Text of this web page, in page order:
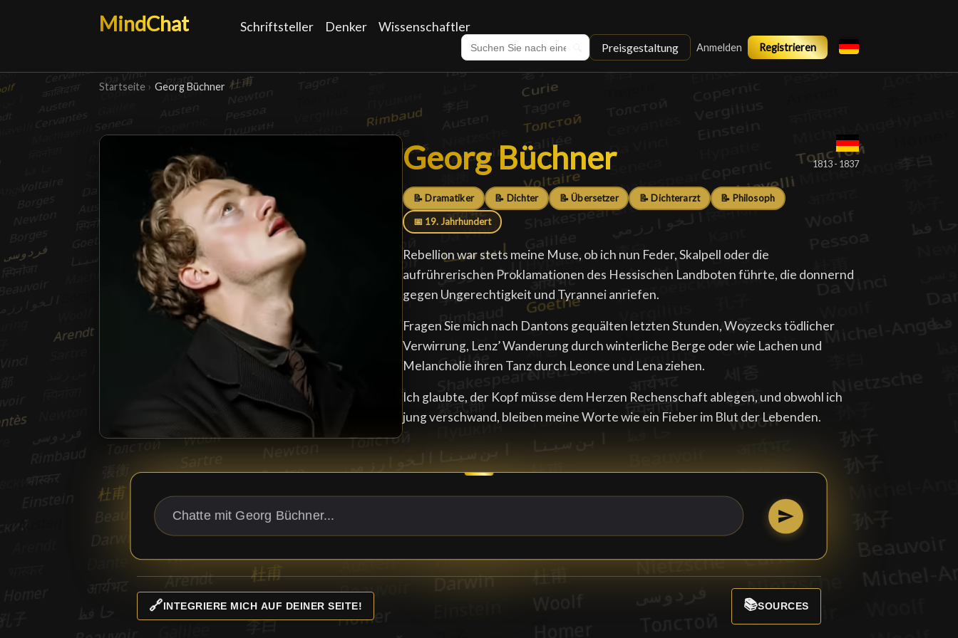
MindChat Schriftsteller Denker Wissenschaftler
Preisgestaltung Anmelden Registrieren
Startseite › Georg Büchner
Georg Büchner
Georg Büchner█ 1813 - 1837
📝 Dramatiker 📝 Dichter 📝 Übersetzer 📝 Dichterarzt 📝 Philosoph
📅 19. Jahrhundert
Rebellion war stets meine Muse, ob ich nun Feder, Skalpell oder die
aufrührerischen Proklamationen des Hessischen Landboten führte, die donnernd
gegen Ungerechtigkeit und Tyrannei anriefen.
Fragen Sie mich nach Dantons gequälten letzten Stunden, Woyzecks tödlicher
Verwirrung, Lenz’ Wanderung durch winterliche Berge oder wie Lachen und
Melancholie ihren Tanz durch Leonce und Lena ziehen.
Ich glaubte, der Kopf müsse dem Herzen Rechenschaft ablegen, und obwohl ich
jung verschwand, bleiben meine Worte wie ein Fieber im Blut der Lebenden.
🔗INTEGRIERE MICH AUF DEINER SEITE! 📚SOURCES